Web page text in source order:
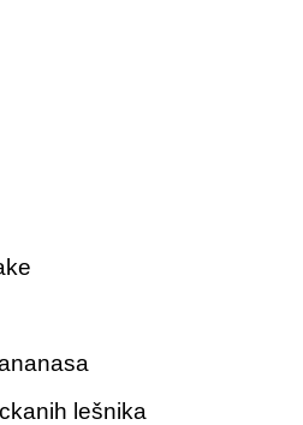
lešnika